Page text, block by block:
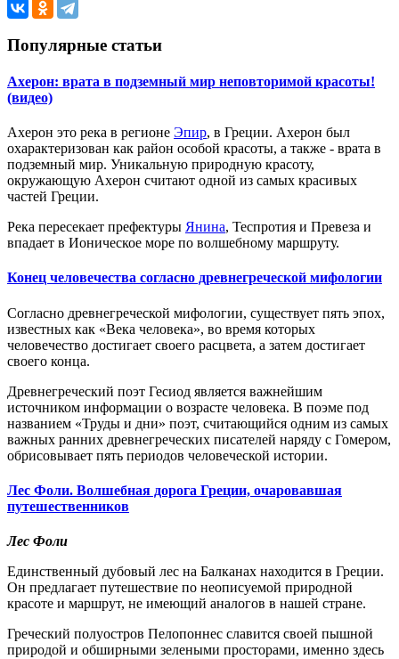
Популярные статьи
Ахерон: врата в подземный мир неповторимой красоты!
(видео)
Ахерон это река в регионе Эпир, в Греции. Ахерон был
охарактеризован как район особой красоты, а также - врата в
подземный мир. Уникальную природную красоту,
окружающую Ахерон считают одной из самых красивых
частей Греции.
Река пересекает префектуры Янина, Теспротия и Превеза и
впадает в Ионическое море по волшебному маршруту.
Конец человечества согласно древнегреческой мифологии
Согласно древнегреческой мифологии, существует пять эпох,
известных как «Века человека», во время которых
человечество достигает своего расцвета, а затем достигает
своего конца.
Древнегреческий поэт Гесиод является важнейшим
источником информации о возрасте человека. В поэме под
названием «Труды и дни» поэт, считающийся одним из самых
важных ранних древнегреческих писателей наряду с Гомером,
обрисовывает пять периодов человеческой истории.
Лес Фоли. Волшебная дорога Греции, очаровавшая
путешественников
Лес Фоли
Единственный дубовый лес на Балканах находится в Греции.
Он предлагает путешествие по неописуемой природной
красоте и маршрут, не имеющий аналогов в нашей стране.
Греческий полуостров Пелопоннес славится своей пышной
природой и обширными зелеными просторами, именно здесь